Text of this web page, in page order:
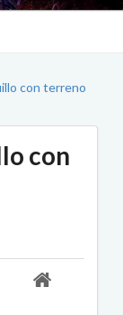
con terreno
con